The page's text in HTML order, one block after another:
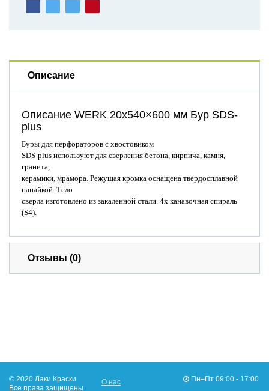
Описание
Описание WERK 20х540×600 мм Бур SDS-
plus
Буры для перфораторов с хвостовиком
SDS-plus используют для сверления бетона, кирпича, камня,
гранита,
керамики, мрамора. Режущая кромка оснащена твердосплавной
напайкой. Тело
сверла изготовлено из закаленной стали. 4х канавочная спираль
(S4).
Отзывы (0)
© 2020 Лаки Краски
Все права защищены
О нас Пн–Пт 09:00 - 17:00